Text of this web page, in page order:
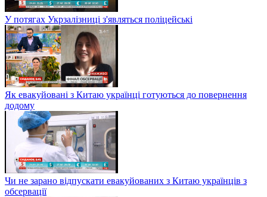
У потягах Укрзалізниці з'являться поліцейські
Як евакуйовані з Китаю українці готуються до повернення
додому
Чи не зарано відпускати евакуйованих з Китаю українців з
обсервації